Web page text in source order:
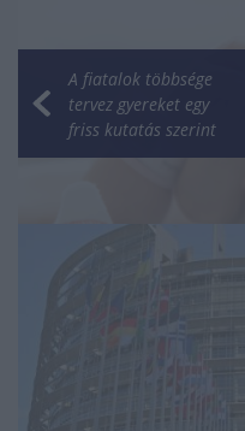
A fiatalok többsége
tervez gyereket egy
friss kutatás szerint